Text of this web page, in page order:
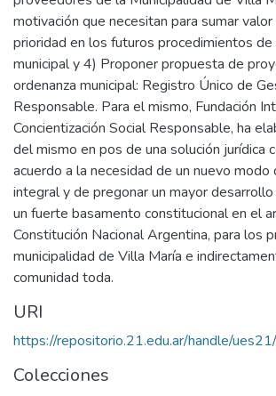
motivación que necesitan para sumar
prioridad en los futuros procedimientos de
municipal y 4) Proponer propuesta de
ordenanza municipal: Registro Único de
Responsable. Para el mismo, Fundación
Concientización Social Responsable, ha
del mismo en pos de una solución jurídica
acuerdo a la necesidad de un nuevo
integral y de pregonar un mayor
un fuerte basamento constitucional en el
Constitución Nacional Argentina, para los
municipalidad de Villa María e
comunidad toda.
URI
https://repositorio.21.edu.ar/handle/
Colecciones